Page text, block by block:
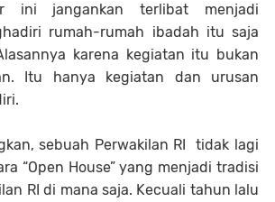
ini jangankan terlibat menjadi
rumah-rumah ibadah itu saja
karena kegiatan itu bukan
Itu hanya kegiatan dan urusan
sebuah Perwakilan RI tidak lagi
“Open House” yang menjadi tradisi
RI di mana saja. Kecuali tahun lalu